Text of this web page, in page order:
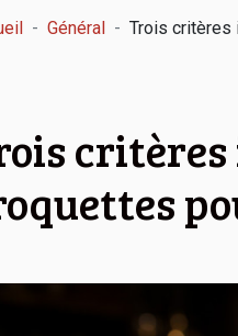
Général Trois critères